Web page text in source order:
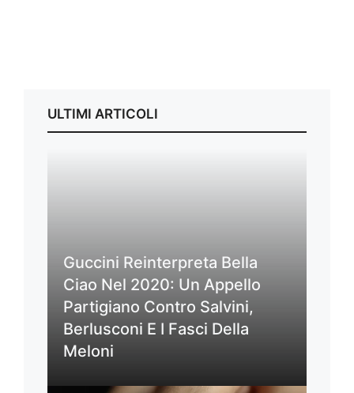
ULTIMI ARTICOLI
Guccini Reinterpreta Bella
Ciao Nel 2020: Un Appello
Partigiano Contro Salvini,
Berlusconi E I Fasci Della
Meloni